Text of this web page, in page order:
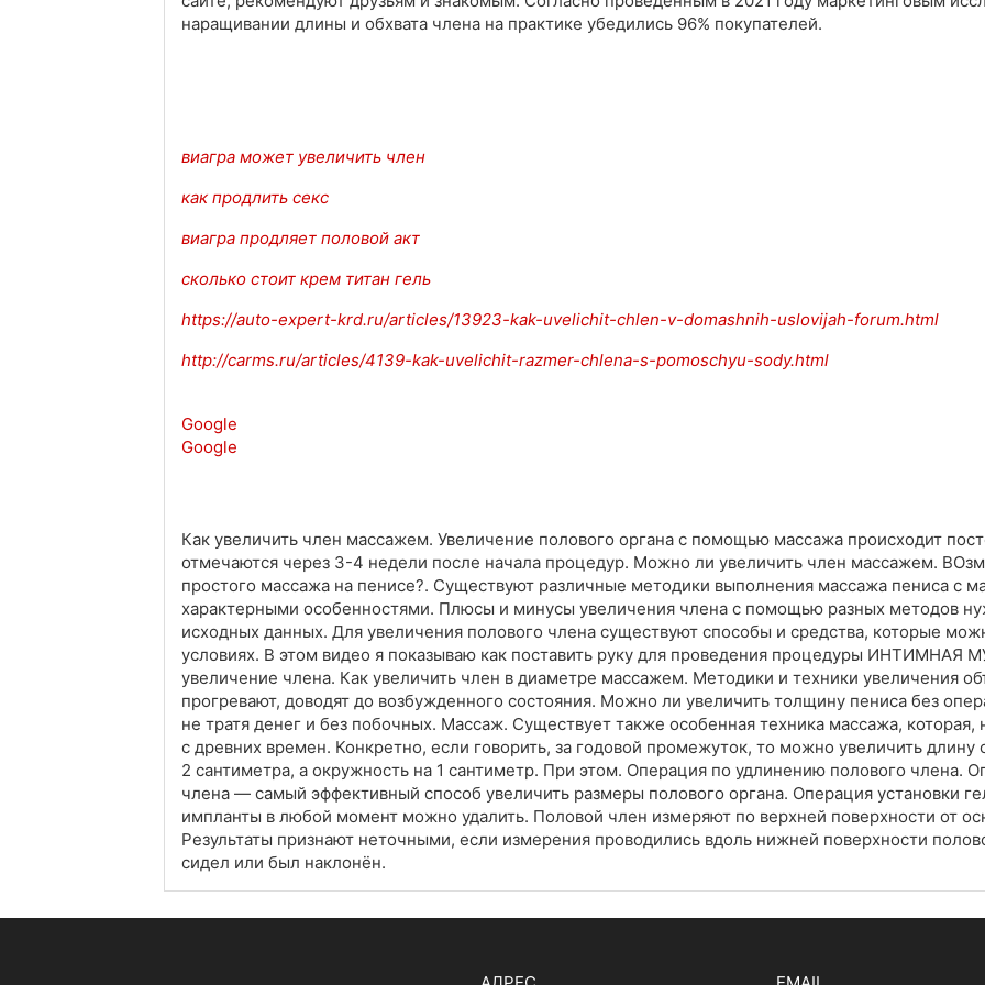
наращивании длины и обхвата члена на практике убедились 96% покупателей.
виагра может увеличить член
как продлить секс
виагра продляет половой акт
сколько стоит крем титан гель
https://auto-expert-krd.ru/articles/13923-kak-uvelichit-chlen-v-domashnih-uslovijah-forum.html
http://carms.ru/articles/4139-kak-uvelichit-razmer-chlena-s-pomoschyu-sody.html
Google
Google
Как увеличить член массажем. Увеличение полового органа с помощью массажа происходит
отмечаются через 3-4 недели после начала процедур. Можно ли увеличить член массажем.
простого массажа на пенисе?. Существуют различные методики выполнения массажа пениса с
характерными особенностями. Плюсы и минусы увеличения члена с помощью разных методов
исходных данных. Для увеличения полового члена существуют способы и средства, которые
условиях. В этом видео я показываю как поставить руку для проведения процедуры
увеличение члена. Как увеличить член в диаметре массажем. Методики и техники увеличения
прогревают, доводят до возбужденного состояния. Можно ли увеличить толщину пениса без
не тратя денег и без побочных. Массаж. Существует также особенная техника массажа,
с древних времен. Конкретно, если говорить, за годовой промежуток, то можно увеличить длину
2 сантиметра, а окружность на 1 сантиметр. При этом. Операция по удлинению полового члена.
члена — самый эффективный способ увеличить размеры полового органа. Операция установки
импланты в любой момент можно удалить. Половой член измеряют по верхней поверхности от
Результаты признают неточными, если измерения проводились вдоль нижней поверхности
сидел или был наклонён.